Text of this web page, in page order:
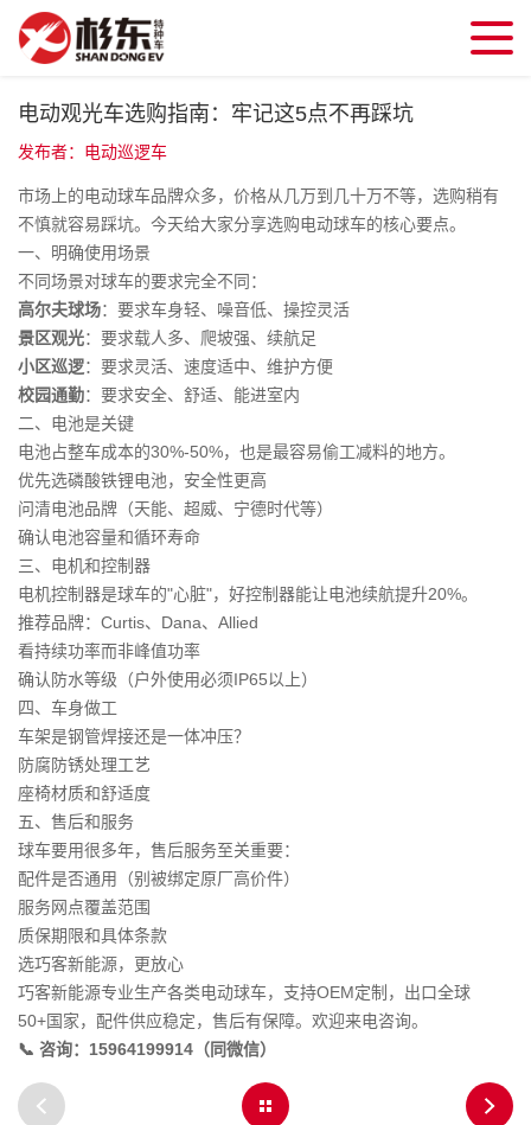
电动观光车选购指南：牢记这5点不再踩坑
发布者：电动巡逻车
市场上的电动球车品牌众多，价格从几万到几十万不等，选购稍有
不慎就容易踩坑。今天给大家分享选购电动球车的核心要点。
一、明确使用场景
不同场景对球车的要求完全不同：
高尔夫球场：要求车身轻、噪音低、操控灵活
景区观光：要求载人多、爬坡强、续航足
小区巡逻：要求灵活、速度适中、维护方便
校园通勤：要求安全、舒适、能进室内
二、电池是关键
电池占整车成本的30%-50%，也是最容易偷工减料的地方。
优先选磷酸铁锂电池，安全性更高
问清电池品牌（天能、超威、宁德时代等）
确认电池容量和循环寿命
三、电机和控制器
电机控制器是球车的"心脏"，好控制器能让电池续航提升20%。
推荐品牌：Curtis、Dana、Allied
看持续功率而非峰值功率
确认防水等级（户外使用必须IP65以上）
四、车身做工
车架是钢管焊接还是一体冲压？
防腐防锈处理工艺
座椅材质和舒适度
五、售后和服务
球车要用很多年，售后服务至关重要：
配件是否通用（别被绑定原厂高价件）
服务网点覆盖范围
质保期限和具体条款
选巧客新能源，更放心
巧客新能源专业生产各类电动球车，支持OEM定制，出口全球
50+国家，配件供应稳定，售后有保障。欢迎来电咨询。
📞 咨询：15964199914（同微信）